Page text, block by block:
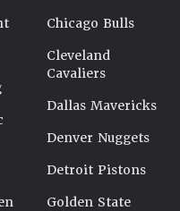
Chicago Bulls
Cleveland
Cavaliers
Dallas Mavericks
Denver Nuggets
Detroit Pistons
Golden State